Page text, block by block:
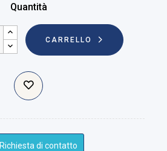
Quantità
CARRELLO
Richiesta di contatto